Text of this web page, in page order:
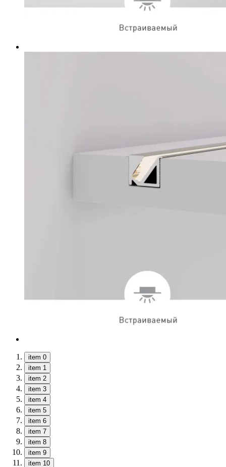
item 0
item 1
item 2
item 3
item 4
item 5
item 6
item 7
item 8
item 9
item 10